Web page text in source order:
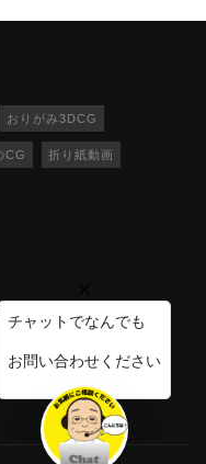
チャットでなんでも
お問い合わせください
おりがみ3DCG
CG 折り紙動画
祝休業）